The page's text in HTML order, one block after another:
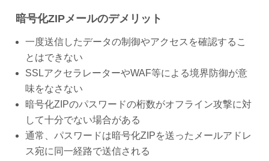
暗号化ZIPメールのデメリット
一度送信したデータの制御やアクセスを確認するこ
とはできない
SSLアクセラレーターやWAF等による境界防御が意
味をなさない
暗号化ZIPのパスワードの桁数がオフライン攻撃に対
して十分でない場合がある
通常、パスワードは暗号化ZIPを送ったメールアドレ
ス宛に同一経路で送信される